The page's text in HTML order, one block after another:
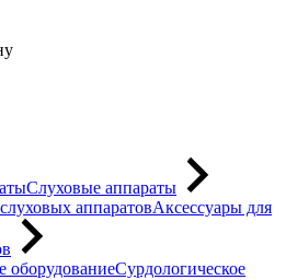
Слуховые аппараты
Аксессуары для
Сурдологическое